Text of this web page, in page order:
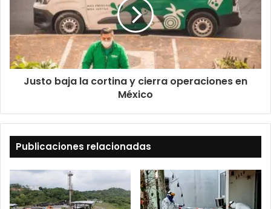
Justo baja la cortina y cierra operaciones en
México
Publicaciones relacionadas